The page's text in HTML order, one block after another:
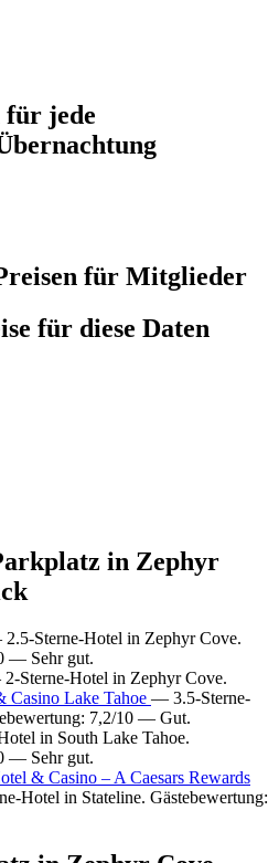
für jede
für Mitglieder
für diese Daten
in Zephyr
Sterne-Hotel in Zephyr Cove.
— Sehr gut.
Sterne-Hotel in Zephyr Cove.
Casino Lake Tahoe — 3.5-Sterne-
7,2/10 — Gut.
in South Lake Tahoe.
— Sehr gut.
& Casino – A Caesars Rewards
Hotel in Stateline. Gästebewertung: